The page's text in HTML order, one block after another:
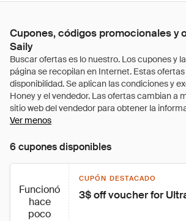
Cupones, códigos promocionales y
Saily
Ver menos
6 cupones disponibles
Funcionó
hace
poco
CUPÓN DESTACADO
3$ off voucher for